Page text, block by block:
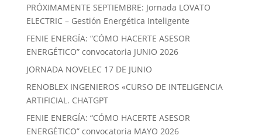
PRÓXIMAMENTE SEPTIEMBRE: Jornada LOVATO
ELECTRIC – Gestión Energética Inteligente
FENIE ENERGÍA: “CÓMO HACERTE ASESOR
ENERGÉTICO” convocatoria JUNIO 2026
JORNADA NOVELEC 17 DE JUNIO
RENOBLEX INGENIEROS «CURSO DE INTELIGENCIA
ARTIFICIAL. CHATGPT
FENIE ENERGÍA: “CÓMO HACERTE ASESOR
ENERGÉTICO” convocatoria MAYO 2026